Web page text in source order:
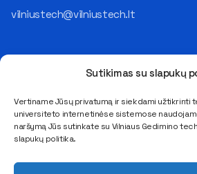
Sutikimas su slapukų
Vertiname Jūsų privatumą ir siekdami užtikrinti
universiteto internetinėse sistemose
naršymą Jūs sutinkate su Vilniaus Gedimino
slapukų politika.
vilniustech@vilniustech.lt
Saulėtekio al. 11, LT-10223 Vilnius
E. pristatymo dėžutės adresas
Kodas 111950243, PVM mokėtojo kodas